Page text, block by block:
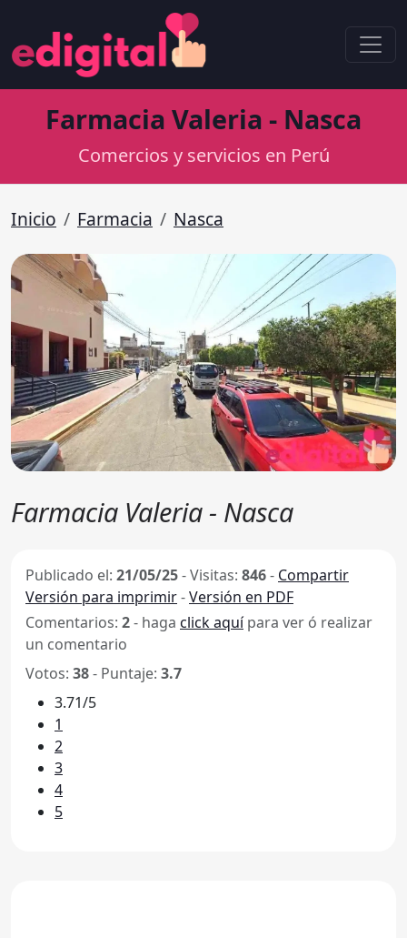
Farmacia Valeria - Nasca
Comercios y servicios en Perú
Inicio Farmacia Nasca
Farmacia Valeria - Nasca
Publicado el: 21/05/25-Visitas: 846- Compartir
Versión para imprimir-Versión en PDF
Comentarios: 2- haga click aquípara ver ó realizar
un comentario
Votos: 38- Puntaje: 3.7
3.71/5
1
2
3
4
5